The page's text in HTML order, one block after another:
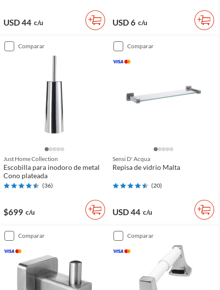
USD 44 c/u USD 6 c/u
comparar
Just Home Collection
Escobilla para inodoro de metal
Cono plateada
(36)
$699 c/u
comparar
Sensi D' Acqua
Repisa de vidrio Malta
(20)
USD 44 c/u
comparar comparar